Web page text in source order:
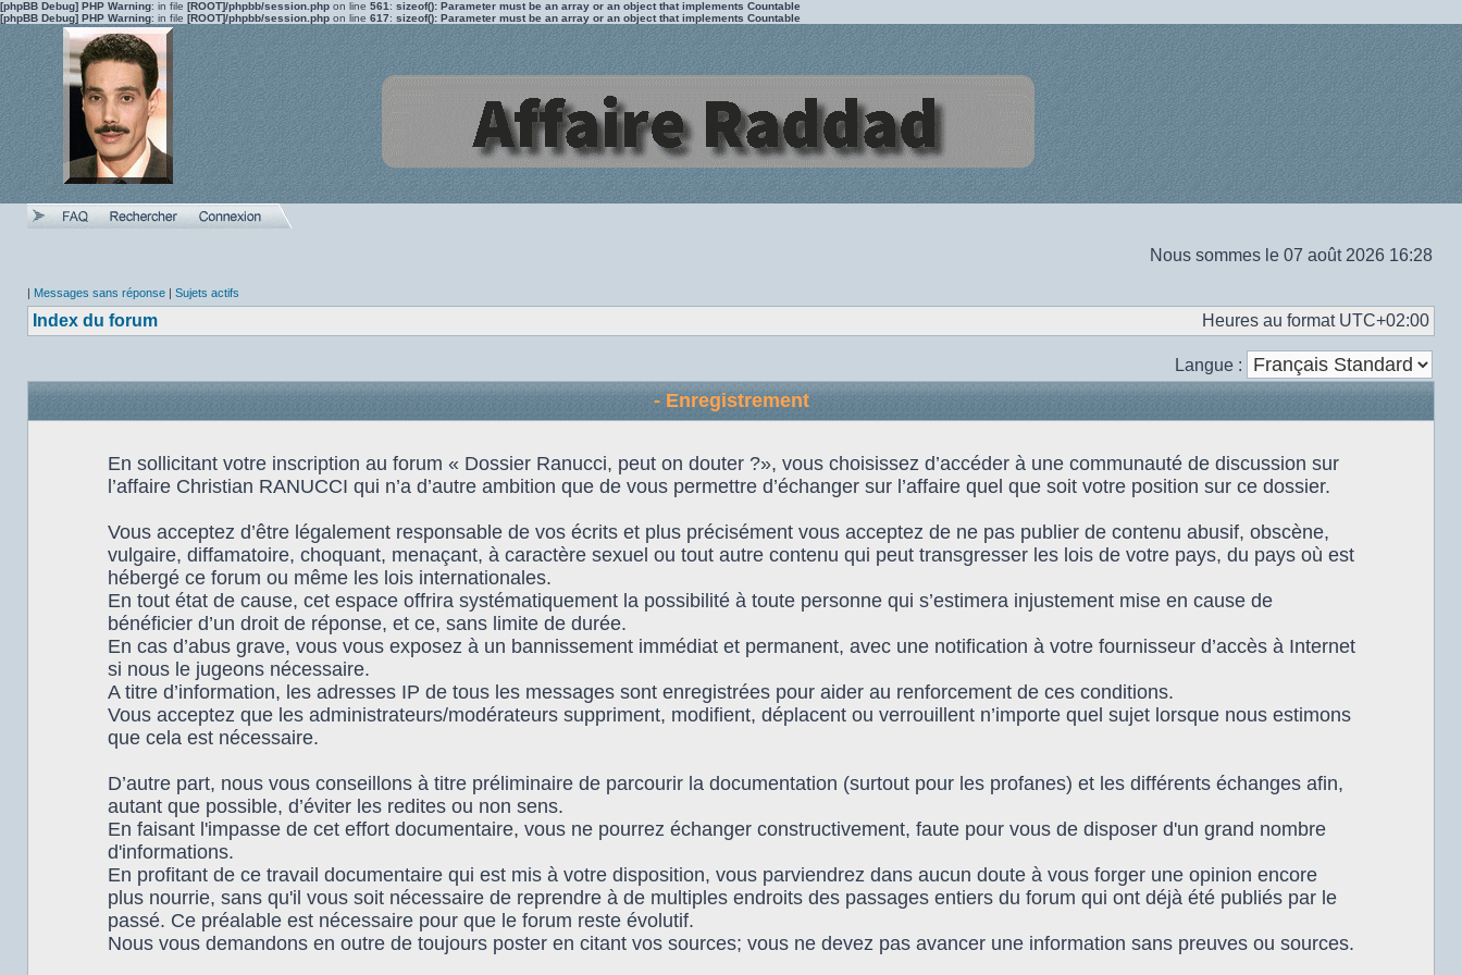
[phpBB Debug] PHP Warning: in file [ROOT]/phpbb/session.php on line 561 : sizeof(): Parameter must be an array or an object that implements Countable
[phpBB Debug] PHP Warning: in file [ROOT]/phpbb/session.php on line 617: sizeof(): Parameter must be an array or an object that implements Countable
Nous sommes le 07 août 2026 16:28
| Messages sans réponse | Sujets actifs
Index du forum Heures au format UTC+02:00
Langue :
- Enregistrement
En sollicitant votre inscription au forum « Dossier Ranucci, peut on douter ?», vous choisissez d’accéder à une communauté de discussion sur
l’affaire Christian RANUCCI qui n’a d’autre ambition que de vous permettre d’échanger sur l’affaire quel que soit votre position sur ce dossier.
Vous acceptez d’être légalement responsable de vos écrits et plus précisément vous acceptez de ne pas publier de contenu abusif, obscène,
vulgaire, diffamatoire, choquant, menaçant, à caractère sexuel ou tout autre contenu qui peut transgresser les lois de votre pays, du pays où est
hébergé ce forum ou même les lois internationales.
En tout état de cause, cet espace offrira systématiquement la possibilité à toute personne qui s’estimera injustement mise en cause de
bénéficier d’un droit de réponse, et ce, sans limite de durée.
En cas d’abus grave, vous vous exposez à un bannissement immédiat et permanent, avec une notification à votre fournisseur d’accès à Internet
si nous le jugeons nécessaire.
A titre d’information, les adresses IP de tous les messages sont enregistrées pour aider au renforcement de ces conditions.
Vous acceptez que les administrateurs/modérateurs suppriment, modifient, déplacent ou verrouillent n’importe quel sujet lorsque nous estimons
que cela est nécessaire.
D’autre part, nous vous conseillons à titre préliminaire de parcourir la documentation (surtout pour les profanes) et les différents échanges afin,
autant que possible, d’éviter les redites ou non sens.
En faisant l'impasse de cet effort documentaire, vous ne pourrez échanger constructivement, faute pour vous de disposer d'un grand nombre
d'informations.
En profitant de ce travail documentaire qui est mis à votre disposition, vous parviendrez dans aucun doute à vous forger une opinion encore
plus nourrie, sans qu'il vous soit nécessaire de reprendre à de multiples endroits des passages entiers du forum qui ont déjà été publiés par le
passé. Ce préalable est nécessaire pour que le forum reste évolutif.
Nous vous demandons en outre de toujours poster en citant vos sources; vous ne devez pas avancer une information sans preuves ou sources.